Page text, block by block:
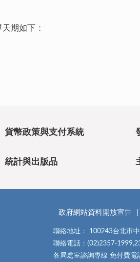
期如下：
貨幣政策與支付系統
統計與出版品
政府網站資料開放宣告
聯絡地址： 100243台北市
聯絡電話：(02)2357-
各局處室諮詢專線 免付費